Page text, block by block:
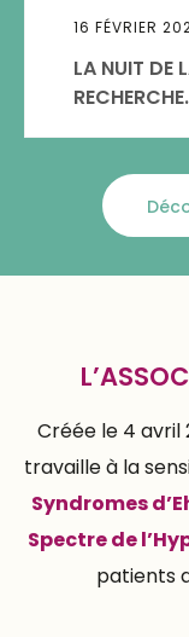
16 FÉVRIER
LA NUIT DE
Créée le 4 avril
travaille à la
Syndromes
Spectre de
patients